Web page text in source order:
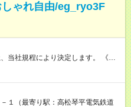
ゃれ自由/eg_ryo3F
社規程により決定します。 《月
～ 時給1,300円×1日8時間×月22日
本採用時と同じです。
１（最寄り駅：高松琴平電気鉄道